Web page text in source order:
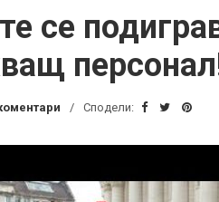
се
Сподели: